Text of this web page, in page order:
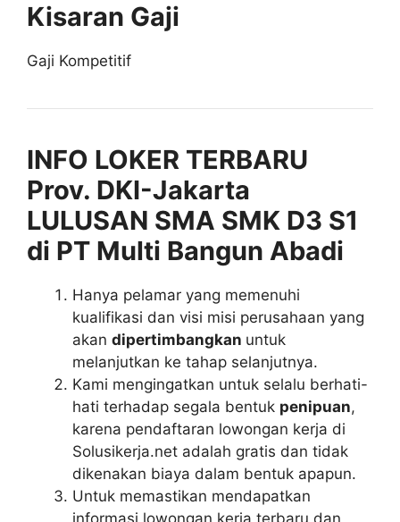
Kisaran Gaji
Gaji Kompetitif
INFO LOKER TERBARU
Prov. DKI-Jakarta
LULUSAN SMA SMK D3 S1
di PT Multi Bangun Abadi
Hanya pelamar yang memenuhi
kualifikasi dan visi misi perusahaan yang
akan dipertimbangkan untuk
melanjutkan ke tahap selanjutnya.
Kami mengingatkan untuk selalu berhati-
hati terhadap segala bentuk penipuan,
karena pendaftaran lowongan kerja di
Solusikerja.net adalah gratis dan tidak
dikenakan biaya dalam bentuk apapun.
Untuk memastikan mendapatkan
informasi lowongan kerja terbaru dan